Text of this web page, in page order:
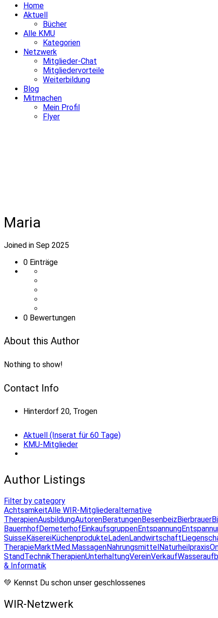
Home
Aktuell
Bücher
Alle KMU
Kategorien
Netzwerk
Mitglieder-Chat
Mitgliedervorteile
Weiterbildung
Blog
Mitmachen
Mein Profil
Flyer
Maria
Joined in Sep 2025
0 Einträge
0 Bewertungen
About this Author
Nothing to show!
Contact Info
Hinterdorf 20, Trogen
Aktuell (Inserat für 60 Tage)
KMU-Mitglieder
Author Listings
Filter by category
AchtsamkeitAlle WIR-Mitgliederalternative
TherapienAusbildungAutorenBeratungenBesenbeizBierbrauer
BauernhofDemeterhofEinkaufsgruppenEntspannung
SuisseKäsereiKüchenprodukteLadenLandwirtschaft
TherapieMarktMed.MassagenNahrungsmittelNaturheilpraxis
StandTechnikTherapienUnterhaltungVereinVerkauf
& Informatik
💚 Kennst Du schon unser geschlossenes
WIR-Netzwerk